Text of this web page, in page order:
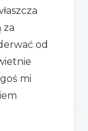
za
od
mi